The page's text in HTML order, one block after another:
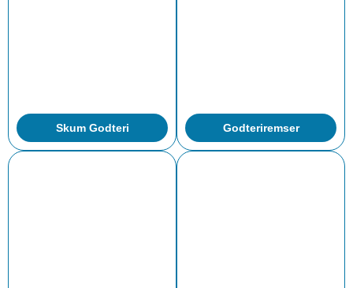
Skum Godteri Godteriremser